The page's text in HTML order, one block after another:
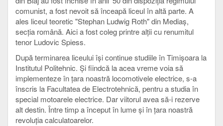
comunist, a fost nevoit să înceapă liceul în altă parte. A
ales liceul teoretic "Stephan Ludwig Roth" din Mediaş,
secţia română. Aici a fost coleg printre alţii cu renumitul
tenor Ludovic Spiess.
După terminarea liceului îşi continue studiile în Timişoara la
Institutul Politehnic. Şi fiindcă la acea vreme voia să
implementeze în ţara noastră locomotivele electrice, s-a
înscris la Facultatea de Electrotehnică, pentru a studia în
special motoarele electrice. Dar viitorul avea să-i rezerve
alt destin. Între timp a început în lume şi în ţara noastră
revoluţia calculatoarelor.